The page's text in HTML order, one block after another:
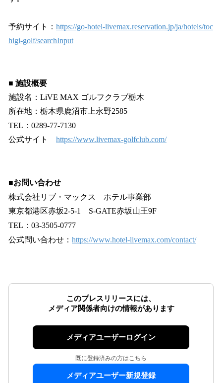
予約サイト： https://go-hotel-livemax.reservation.jp/ja/hotels/toc
higi-golf/searchInput
■ 施設概要
施設名：LiVE MAX ゴルフクラブ栃木
所在地：栃木県鹿沼市上永野2585
TEL：0289-77-7130
公式サイト https://www.livemax-golfclub.com/
■お問い合わせ
株式会社リブ・マックス ホテル事業部
東京都港区赤坂2-5-1 S-GATE赤坂山王9F
TEL：03-3505-0777
公式問い合わせ： https://www.hotel-livemax.com/contact/
このプレスリリースには、
メディア関係者向けの情報があります
メディアユーザーログイン
既に登録済みの方はこちら
メディアユーザー新規登録